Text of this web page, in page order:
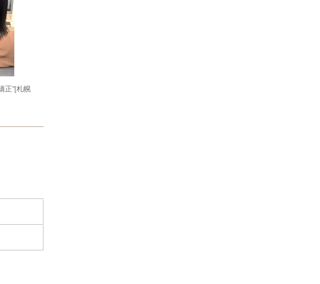
正”[札幌